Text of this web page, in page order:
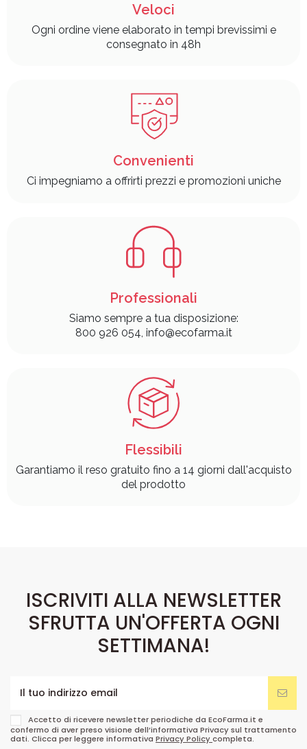
Veloci
Ogni ordine viene elaborato in tempi brevissimi e
consegnato in 48h
Convenienti
Ci impegniamo a offrirti prezzi e promozioni uniche
Professionali
Siamo sempre a tua disposizione:
800 926 054, info@ecofarma.it
Flessibili
Garantiamo il reso gratuito fino a 14 giorni dall'acquisto
del prodotto
ISCRIVITI ALLA NEWSLETTER
SFRUTTA UN'OFFERTA OGNI
SETTIMANA!
Accetto di ricevere newsletter periodiche da EcoFarma.it e
confermo di aver preso visione dell’informativa Privacy sul trattamento
dati. Clicca per leggere informativa Privacy Policycompleta.